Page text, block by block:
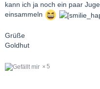
kann ich ja noch ein paar
einsammeln
Grüße
Goldhut
5